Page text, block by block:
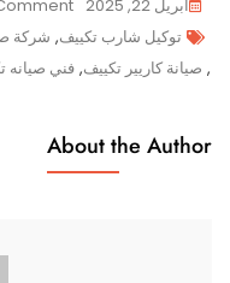
أبريل 22, 2025
Tags
توكيل شارب تكييف, شركة
, صيانة كاريير تكييف, فني صيانه
About the Author